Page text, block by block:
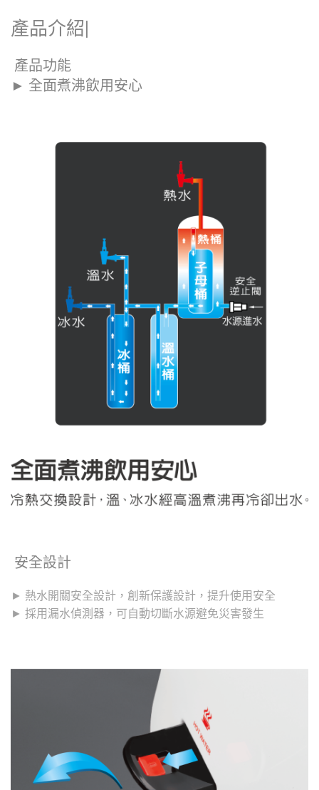
產品介紹|
產品功能
► 全面煮沸飲用安心
安全設計
► 熱水開關安全設計，創新保護設計，提升使用安全
► 採用漏水偵測器，可自動切斷水源避免災害發生